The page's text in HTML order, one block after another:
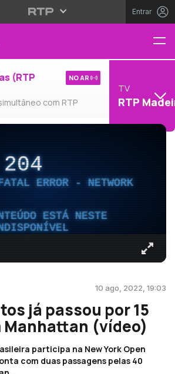
Entrar
(RTP
com RTP
NO AR
TV
RTP
204
ERROR - NETWORK
ESTÁ NESTE
10 ago, 2022, 19:03
já passou por 15
Manhattan (vídeo)
participa na New York Open
com duas passagens pelas 40